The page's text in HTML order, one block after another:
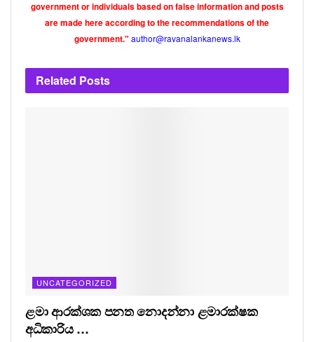
government or individuals based on false information and posts
are made here according to the recommendations of the
government." author@ravanalankanews.lk
Related Posts
UNCATEGORIZED
ළමා ආරක්ශක පනත නොදන්නා ළමාරක්ෂක
අධිකාරිය …